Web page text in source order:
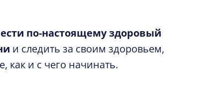
по-настоящему здоровый
и следить за своим здоровьем,
как и с чего начинать.